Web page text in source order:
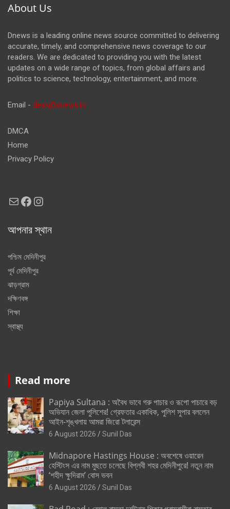
About Us
Dnews is a leading online news source committed to delivering
accurate, timely, and comprehensive news coverage to our
readers. We are dedicated to providing you with the latest
updates on a wide range of topics, from global affairs and
politics to science, technology, entertainment, and more.
Email - desk@dnews.in
DMCA
Home
Privacy Policy
MailFacebook
Instagram
আপনার স্থান
পশ্চিম মেদিনীপুর
পূর্ব মেদিনীপুর
ঝাড়গ্রাম
দক্ষিণবঙ্গ
শিক্ষা
স্বাস্থ্য
Read more
Papiya Sultana : অবৈধ ভাবে গরু পাচার ও রূপো পাচারে বড়
অভিযান জেলা পুলিশের! গ্রেফতার একাধিক, পুলিশ সুপার বললেন
আইন-শৃঙ্খলায় আমরা জিরো টলারেন্স
6 August 2026 Sunil Das
Midnapore Hastings House : অবশেষে ওয়ারেন
হেস্টিংস এর নাম মুছতে চলেছে বিপ্লবী শহর মেদিনীপুরে! নতুন নাম
‘শহীদ ক্ষুদিরাম’ বোস ভবন
6 August 2026 Sunil Das